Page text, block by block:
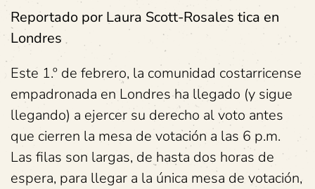
Reportado por Laura Scott-Rosales tica en
Londres
Este 1.º de febrero, la comunidad costarricense
empadronada en Londres ha llegado (y sigue
llegando) a ejercer su derecho al voto antes
que cierren la mesa de votación a las 6 p.m.
Las filas son largas, de hasta dos horas de
espera, para llegar a la única mesa de votación,